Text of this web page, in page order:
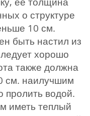
о структуре
10 см.
быть настил из
хорошо
также должна
см. наилучшим
пролить водой.
иметь теплый